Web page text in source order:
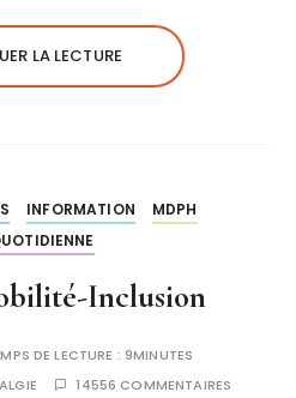
LA LECTURE
INFORMATION
MDPH
Inclusion
DE LECTURE : 9MINUTES
14556 COMMENTAIRES